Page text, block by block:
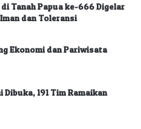
Tanah Papua ke-666 Digelar
dan Toleransi
Ekonomi dan Pariwisata
191 Tim Ramaikan